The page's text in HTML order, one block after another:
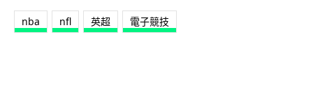
nba nfl 英超 電子競技